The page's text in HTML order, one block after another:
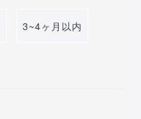
3~4ヶ月以内